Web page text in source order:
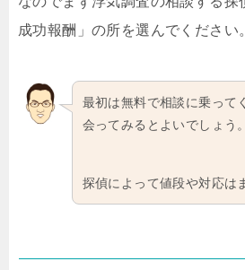
成功報酬」の所を選んでください。
最初は無料で相談に乗って
会ってみるとよいでしょう。
探偵によって値段や対応は